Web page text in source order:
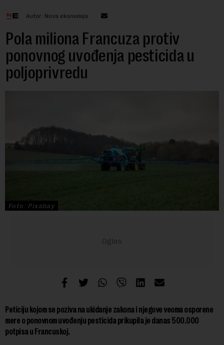
Autor: Nova ekonomija
Pola miliona Francuza protiv
ponovnog uvođenja pesticida u
poljoprivredu
Foto: Pixabay
Peticiju kojom se poziva na ukidanje zakona i njegove veoma osporene
mere o ponovnom uvođenju pesticida prikupila je danas 500.000
potpisa u Francuskoj.